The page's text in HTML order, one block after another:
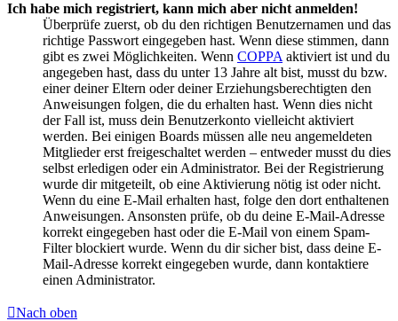
Ich habe mich registriert, kann mich aber nicht anmelden!
Überprüfe zuerst, ob du den richtigen Benutzernamen und das
richtige Passwort eingegeben hast. Wenn diese stimmen, dann
gibt es zwei Möglichkeiten. Wenn COPPA aktiviert ist und du
angegeben hast, dass du unter 13 Jahre alt bist, musst du bzw.
einer deiner Eltern oder deiner Erziehungsberechtigten den
Anweisungen folgen, die du erhalten hast. Wenn dies nicht
der Fall ist, muss dein Benutzerkonto vielleicht aktiviert
werden. Bei einigen Boards müssen alle neu angemeldeten
Mitglieder erst freigeschaltet werden – entweder musst du dies
selbst erledigen oder ein Administrator. Bei der Registrierung
wurde dir mitgeteilt, ob eine Aktivierung nötig ist oder nicht.
Wenn du eine E-Mail erhalten hast, folge den dort enthaltenen
Anweisungen. Ansonsten prüfe, ob du deine E-Mail-Adresse
korrekt eingegeben hast oder die E-Mail von einem Spam-
Filter blockiert wurde. Wenn du dir sicher bist, dass deine E-
Mail-Adresse korrekt eingegeben wurde, dann kontaktiere
einen Administrator.
Nach oben